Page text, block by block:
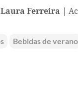
Laura Ferreira
Bebidas de verano